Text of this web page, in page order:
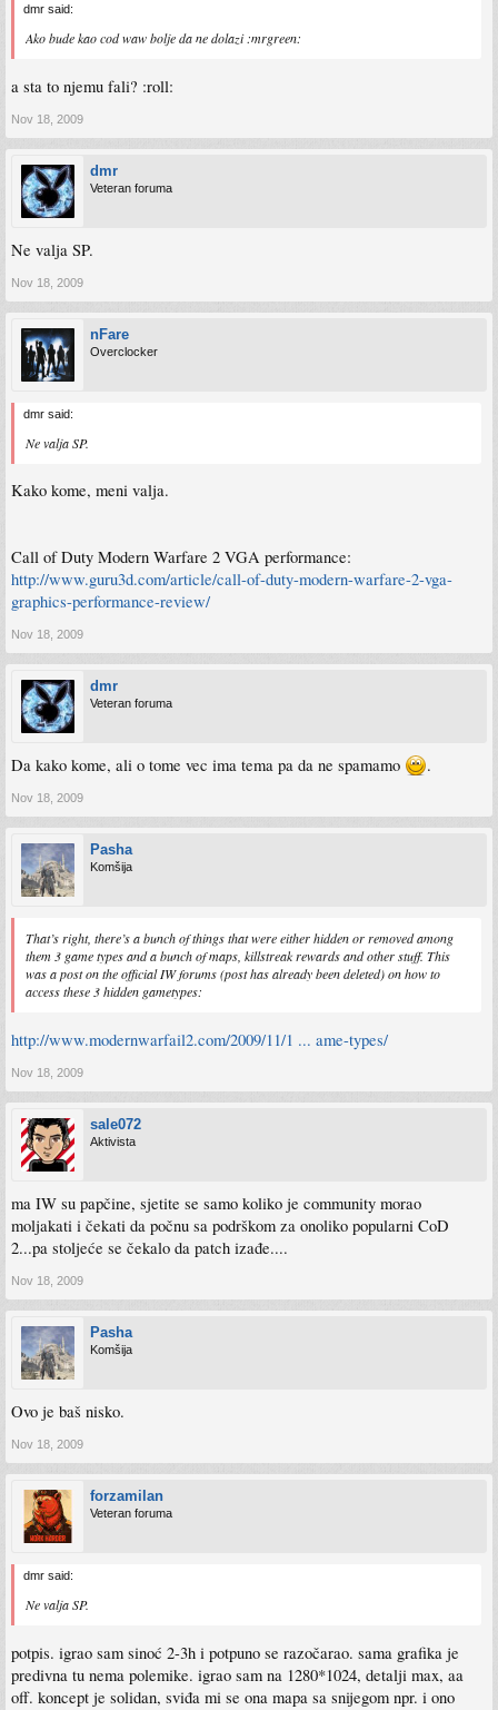
dmr said:
Ako bude kao cod waw bolje da ne dolazi :mrgreen:
a sta to njemu fali? :roll:
Nov 18, 2009
dmr
Veteran foruma
Ne valja SP.
Nov 18, 2009
nFare
Overclocker
dmr said:
Ne valja SP.
Kako kome, meni valja.
Call of Duty Modern Warfare 2 VGA performance:
http://www.guru3d.com/article/call-of-duty-modern-warfare-2-vga-
graphics-performance-review/
Nov 18, 2009
dmr
Veteran foruma
Da kako kome, ali o tome vec ima tema pa da ne spamamo .
Nov 18, 2009
Pasha
Komšija
That’s right, there’s a bunch of things that were either hidden or removed among
them 3 game types and a bunch of maps, killstreak rewards and other stuff. This
was a post on the official IW forums (post has already been deleted) on how to
access these 3 hidden gametypes:
http://www.modernwarfail2.com/2009/11/1 ... ame-types/
Nov 18, 2009
sale072
Aktivista
ma IW su papčine, sjetite se samo koliko je community morao
moljakati i čekati da počnu sa podrškom za onoliko popularni CoD
2...pa stoljeće se čekalo da patch izađe....
Nov 18, 2009
Pasha
Komšija
Ovo je baš nisko.
Nov 18, 2009
forzamilan
Veteran foruma
dmr said:
Ne valja SP.
potpis. igrao sam sinoć 2-3h i potpuno se razočarao. sama grafika je
predivna tu nema polemike. igrao sam na 1280*1024, detalji max, aa
off. koncept je solidan, sviđa mi se ona mapa sa snijegom npr. i ono